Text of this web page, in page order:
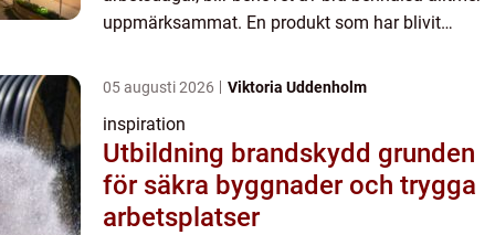
uppmärksammat. En produkt som har blivit
05 augusti 2026 Viktoria Uddenholm
inspiration
Utbildning brandskydd grunden
för säkra byggnader och trygga
arbetsplatser